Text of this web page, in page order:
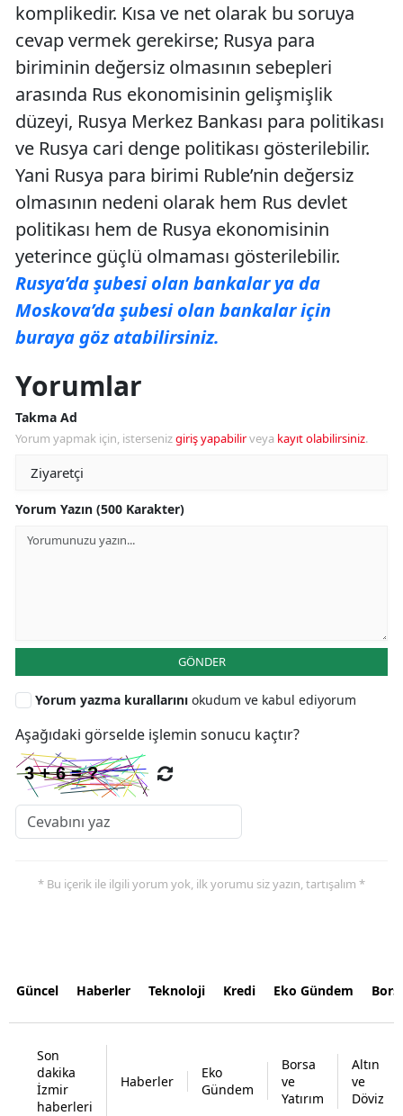
komplikedir. Kısa ve net olarak bu soruya
cevap vermek gerekirse; Rusya para
biriminin değersiz olmasının sebepleri
arasında Rus ekonomisinin gelişmişlik
düzeyi, Rusya Merkez Bankası para politikası
ve Rusya cari denge politikası gösterilebilir.
Yani Rusya para birimi Ruble’nin değersiz
olmasının nedeni olarak hem Rus devlet
politikası hem de Rusya ekonomisinin
yeterince güçlü olmaması gösterilebilir.
Rusya’da şubesi olan bankalar ya da
Moskova’da şubesi olan bankalar için
buraya göz atabilirsiniz.
Yorumlar
Takma Ad
Yorum yapmak için, istersenizgiriş yapabilirveya kayıt olabilirsiniz.
Yorum Yazın (500 Karakter)
GÖNDER
Yorum yazma kurallarını okudum ve kabul ediyorum
Aşağıdaki görselde işlemin sonucu kaçtır?
* Bu içerik ile ilgili yorum yok, ilk yorumu siz yazın, tartışalım *
Güncel Haberler Teknoloji Kredi Eko Gündem
Son
dakika
İzmir
haberleri
Haberler
Eko
Gündem
Borsa
ve
Yatırım
Altın
ve
Döviz